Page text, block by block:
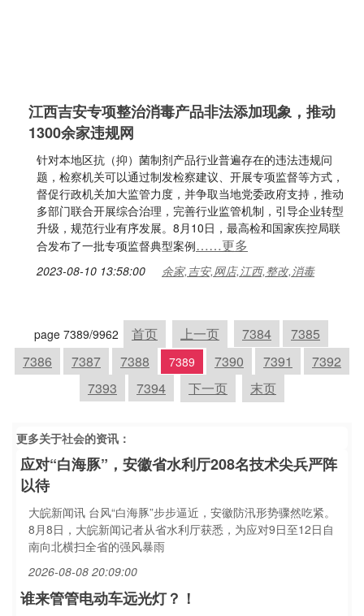
江西吉安专项整治消毒产品非法添加现象，推动
1300余家违规网
针对本地区抗（抑）菌制剂产品行业普遍存在的违法违规问
题，检察机关可以通过制发检察建议、开展专项监督等方式，
督促行政机关加大监管力度，并争取当地党委政府支持，推动
多部门联合开展综合治理，完善行业监管机制，引导企业转型
升级，规范行业有序发展。8月10日，最高检和国家疾控局联
合发布了一批专项监督典型案例……更多
2023-08-10 13:58:00 余家,吉安,网店,江西,整改,消毒
page 7389/9962 首页 上一页 7384
7385
7386
7387 7388 7389 7390 7391
7392
7393
7394 下一页 末页
更多关于社会的资讯：
应对“白海豚”，安徽省水利厅208名技术尖兵严阵
以待
大皖新闻讯 台风“白海豚”步步逼近，安徽防汛形势骤然吃紧。
8月8日，大皖新闻记者从省水利厅获悉，为应对9日至12日自
南向北横扫全省的强风暴雨
2026-08-08 20:09:00
谁来管管电动车远光灯？！